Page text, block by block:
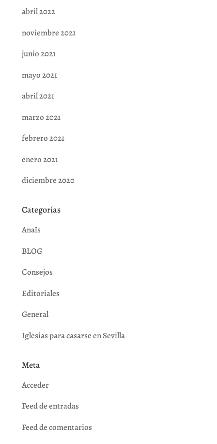
abril 2022
noviembre 2021
junio 2021
mayo 2021
abril 2021
marzo 2021
febrero 2021
enero 2021
diciembre 2020
Categorías
Anaïs
BLOG
Consejos
Editoriales
General
Iglesias para casarse en Sevilla
Meta
Acceder
Feed de entradas
Feed de comentarios